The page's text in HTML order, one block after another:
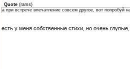
Quote (rams)
а при встрече впечатление совсем другое, вот попробуй
есть у меня собственные стихи, но очень